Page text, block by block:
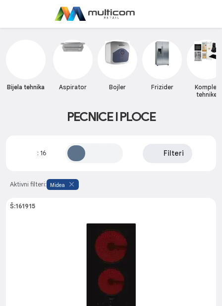
Bijela tehnika Aspirator Bojler Frizider
Komplet
tehnike
PECNICE I PLOCE
: 16 Filteri
Aktivni filteri: Midea
Š:161915